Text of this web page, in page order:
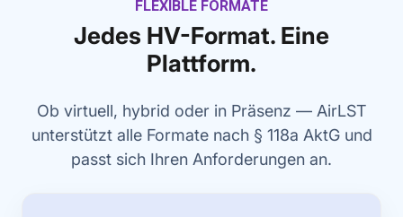
FLEXIBLE FORMATE
Jedes HV-Format. Eine
Plattform.
Ob virtuell, hybrid oder in Präsenz — AirLST
unterstützt alle Formate nach § 118a AktG und
passt sich Ihren Anforderungen an.